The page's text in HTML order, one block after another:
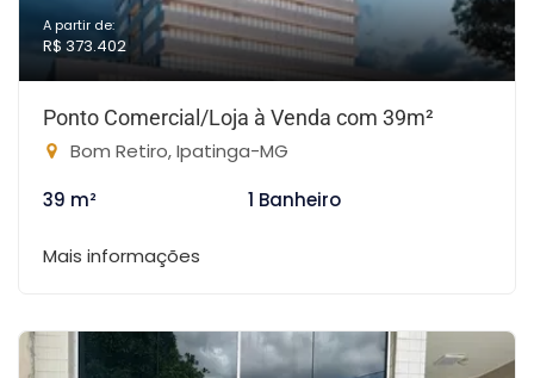
A partir de:
R$ 373.402
Ponto Comercial/Loja à Venda com 39m²
Bom Retiro, Ipatinga-MG
39 m²
1 Banheiro
Mais informações